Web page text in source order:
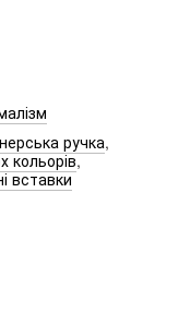
ручка,
кольорів,
вставки